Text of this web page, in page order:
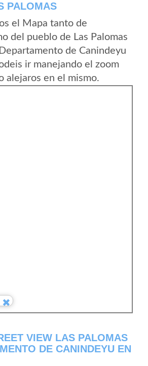
PALOMAS
el Mapa tanto de
del pueblo de Las Palomas
de Canindeyu
ir manejando el zoom
alejaros en el mismo.
VIEW LAS PALOMAS
DE CANINDEYU EN